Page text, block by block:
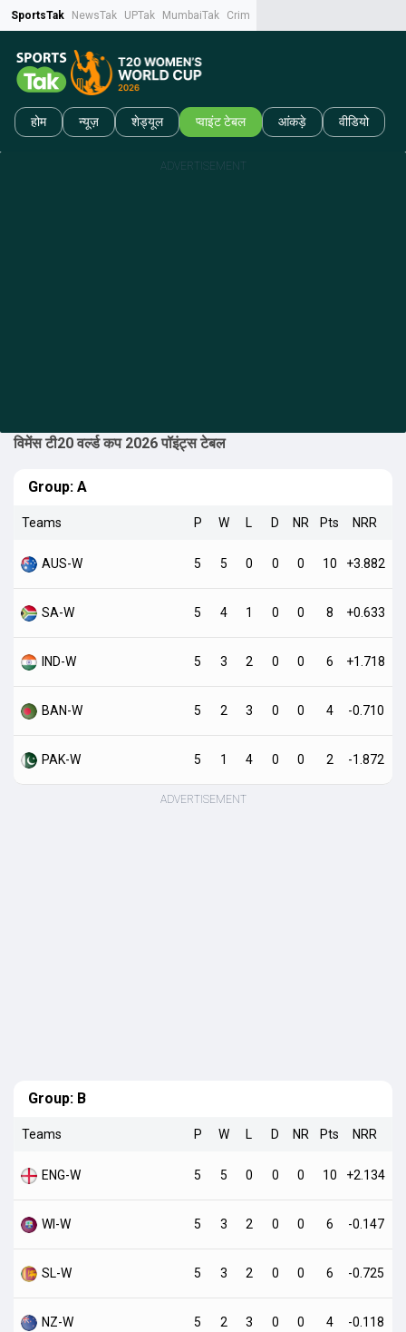
SportsTak NewsTak UPTak MumbaiTak CrimeTak
होम न्यूज़ शेड्यूल प्वाइंट टेबल आंकड़े वीडियो
विमेंस टी20 वर्ल्ड कप 2026 पॉइंट्स टेबल
Group: A
Teams P W L D NR Pts NRR
AUS-W 5 5 0 0 0 10 +3.882
SA-W 5 4 1 0 0 8 +0.633
IND-W 5 3 2 0 0 6 +1.718
BAN-W 5 2 3 0 0 4 -0.710
PAK-W 5 1 4 0 0 2 -1.872
Group: B
Teams P W L D NR Pts NRR
ENG-W 5 5 0 0 0 10 +2.134
WI-W 5 3 2 0 0 6 -0.147
SL-W 5 3 2 0 0 6 -0.725
NZ-W 5 2 3 0 0 4 -0.118